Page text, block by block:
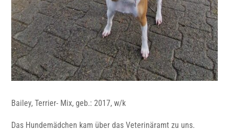
Bailey, Terrier- Mix, geb.: 2017, w/k
Das Hundemädchen kam über das Veterinäramt zu uns.